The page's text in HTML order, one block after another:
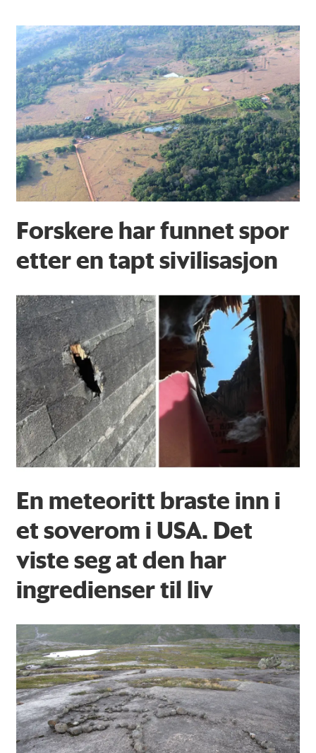
Forskere har funnet spor
etter en tapt sivilisasjon
En meteoritt braste inn i
et soverom i USA. Det
viste seg at den har
ingredienser til liv